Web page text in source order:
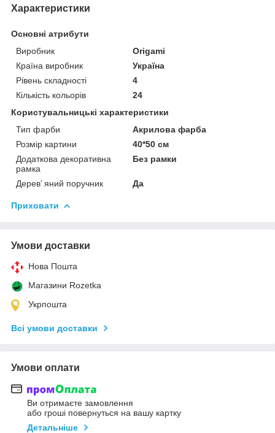
Характеристики
Основні атрибути
Виробник
Origami
Країна виробник
Україна
Рівень складності
4
Кількість кольорів
24
Користувальницькі характеристики
Тип фарби
Акрилова фарба
Розмір картини
40*50 см
Додаткова декоративна
рамка
Без рамки
Дерев’ яний поручник Да
Приховати
Умови доставки
Нова Пошта
Магазини Rozetka
Укрпошта
Всі умови доставки
Умови оплати
Ви отримаєте замовлення
або гроші повернуться на вашу картку
Детальніше